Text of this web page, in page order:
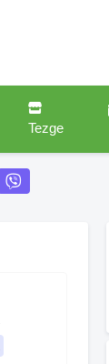
Tezge